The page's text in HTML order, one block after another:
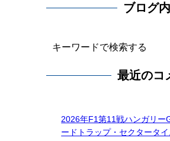
ブログ
最近のコ
2026年F1第11戦ハンガリー
ードトラップ・セクタータイ